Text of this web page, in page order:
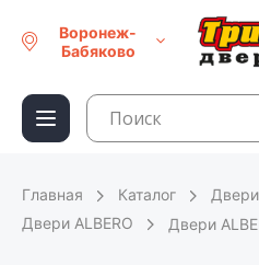
Воронеж-
Бабяково
Главная Каталог
Двери ALBERO
Двери